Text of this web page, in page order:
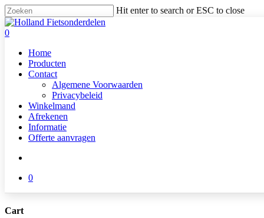
Skip
to
main
Hit enter to search or ESC to close
Close
Search
search
0
Home
Producten
Contact
Algemene Voorwaarden
Privacybeleid
Winkelmand
Afrekenen
Informatie
Offerte aanvragen
0
Cart